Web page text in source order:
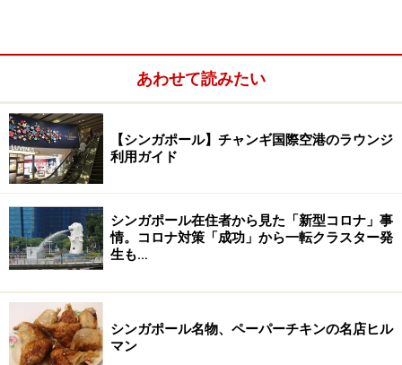
高くかなり開放的な雰囲気。
あわせて読みたい
【シンガポール】チャンギ国際空港のラウンジ
利用ガイド
シンガポール在住者から見た「新型コロナ」事
情。コロナ対策「成功」から一転クラスター発
生も…
シンガポール名物、ペーパーチキンの名店ヒル
マン